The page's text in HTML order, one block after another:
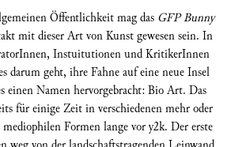
Öffentlichkeit mag das GFP Bunny
mit dieser Art von Kunst gewesen sein. In
Instuitutionen und KritikerInnen
darum geht, ihre Fahne auf eine neue Insel
einen Namen hervorgebracht: Bio Art. Das
für einige Zeit in verschiedenen mehr oder
Formen lange vor y2k. Der erste